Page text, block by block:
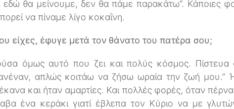
εδώ θα μείνουμε, δεν θα πάμε παρακάτω”. Κάποιες
να πίναμε λίγο κοκαΐνη.
είχες, έφυγε μετά τον θάνατο του πατέρα σου;
όμως αυτό που ζει και πολύς κόσμος. Πίστευα
απλώς κοιτάω να ζήσω ωραία την ζωή μου.”
και ήταν αμαρτίες. Και πολλές φορές, όταν
ένα κεράκι γιατί έβλεπα τον Κύριο να με